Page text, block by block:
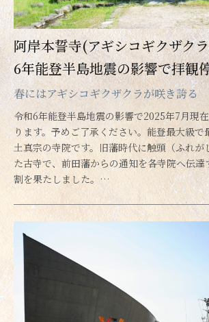
阿岸本誓寺(アギシコギクザ
6年能登半島地震の影響で拝観
春にはアギシコギクザクラが咲き誇る
令和6年能登半島地震の影響で2025年7月現
ります。予めご了承ください。能登最大級
土真宗の寺院です。旧藩時代に触頭（ふれが
た古寺で、前田藩からの通知を各寺院へ伝
割を果たしました。…